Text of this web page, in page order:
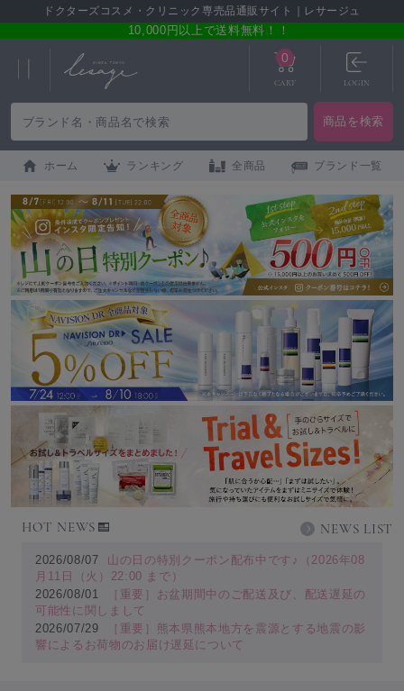
ドクターズコスメ・クリニック専売品通販サイト｜レサージュ
10,000円以上で送料無料！！
0
CART LOGIN
ホーム ランキング 全商品 ブランド一覧
HOT NEWS NEWS LIST
2026/08/07
山の日の特別クーポン配布中です♪（2026年08
月11日（火）22:00 まで）
2026/08/01
［重要］お盆期間中のご配送及び、配送遅延の
可能性に関しまして
2026/07/29
［重要］熊本県熊本地方を震源とする地震の影
響によるお荷物のお届け遅延について